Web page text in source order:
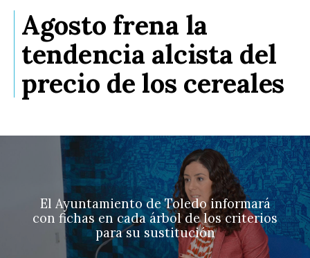
Agosto frena la
tendencia alcista del
precio de los cereales
El Ayuntamiento de Toledo informará
con fichas en cada árbol de los criterios
para su sustitución